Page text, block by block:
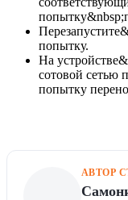
попытку.
На
сотовой сетью
попытку
АВТОР